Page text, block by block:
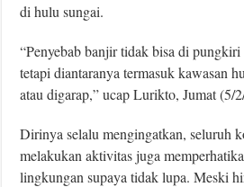
di hulu sungai.
“Penyebab banjir tidak bisa di
tetapi diantaranya termasuk kawasan
atau digarap,” ucap Lurikto, Jumat (5/
Dirinya selalu mengingatkan, seluruh
melakukan aktivitas juga
lingkungan supaya tidak lupa. Meski